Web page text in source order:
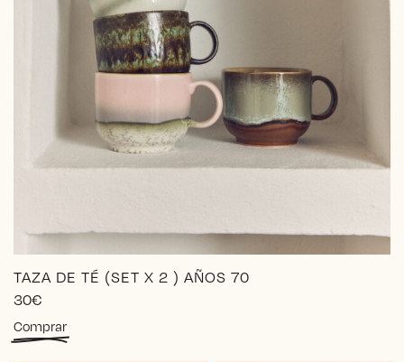
TAZA DE TÉ (SET X 2 ) AÑOS 70
30€
Comprar